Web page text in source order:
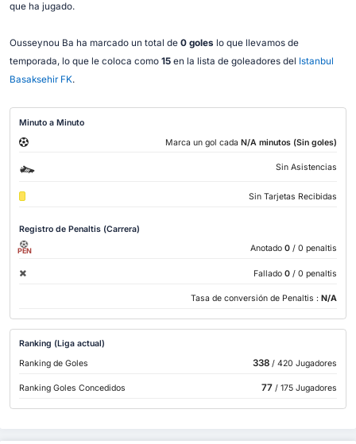
que ha jugado.
Ousseynou Ba ha marcado un total de 0 goles lo que llevamos de
temporada, lo que le coloca como 15en la lista de goleadores del Istanbul
Basaksehir FK.
Minuto a Minuto
Marca un gol cada N/A minutos (Sin goles)
Sin Asistencias
Sin Tarjetas Recibidas
Registro de Penaltis (Carrera)
PEN Anotado 0 / 0 penaltis
Fallado 0 / 0 penaltis
Tasa de conversión de Penaltis : N/A
Ranking (Liga actual)
Ranking de Goles
338/ 420 Jugadores
Ranking Goles Concedidos 77/ 175 Jugadores